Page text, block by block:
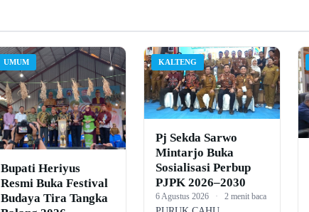
UMUM
Bupati Heriyus
Resmi Buka Festival
Budaya Tira Tangka
KALTENG
Pj Sekda Sarwo
Mintarjo Buka
Sosialisasi Perbup
PJPK 2026–2030
6 Agustus 2026 · 2 menit baca